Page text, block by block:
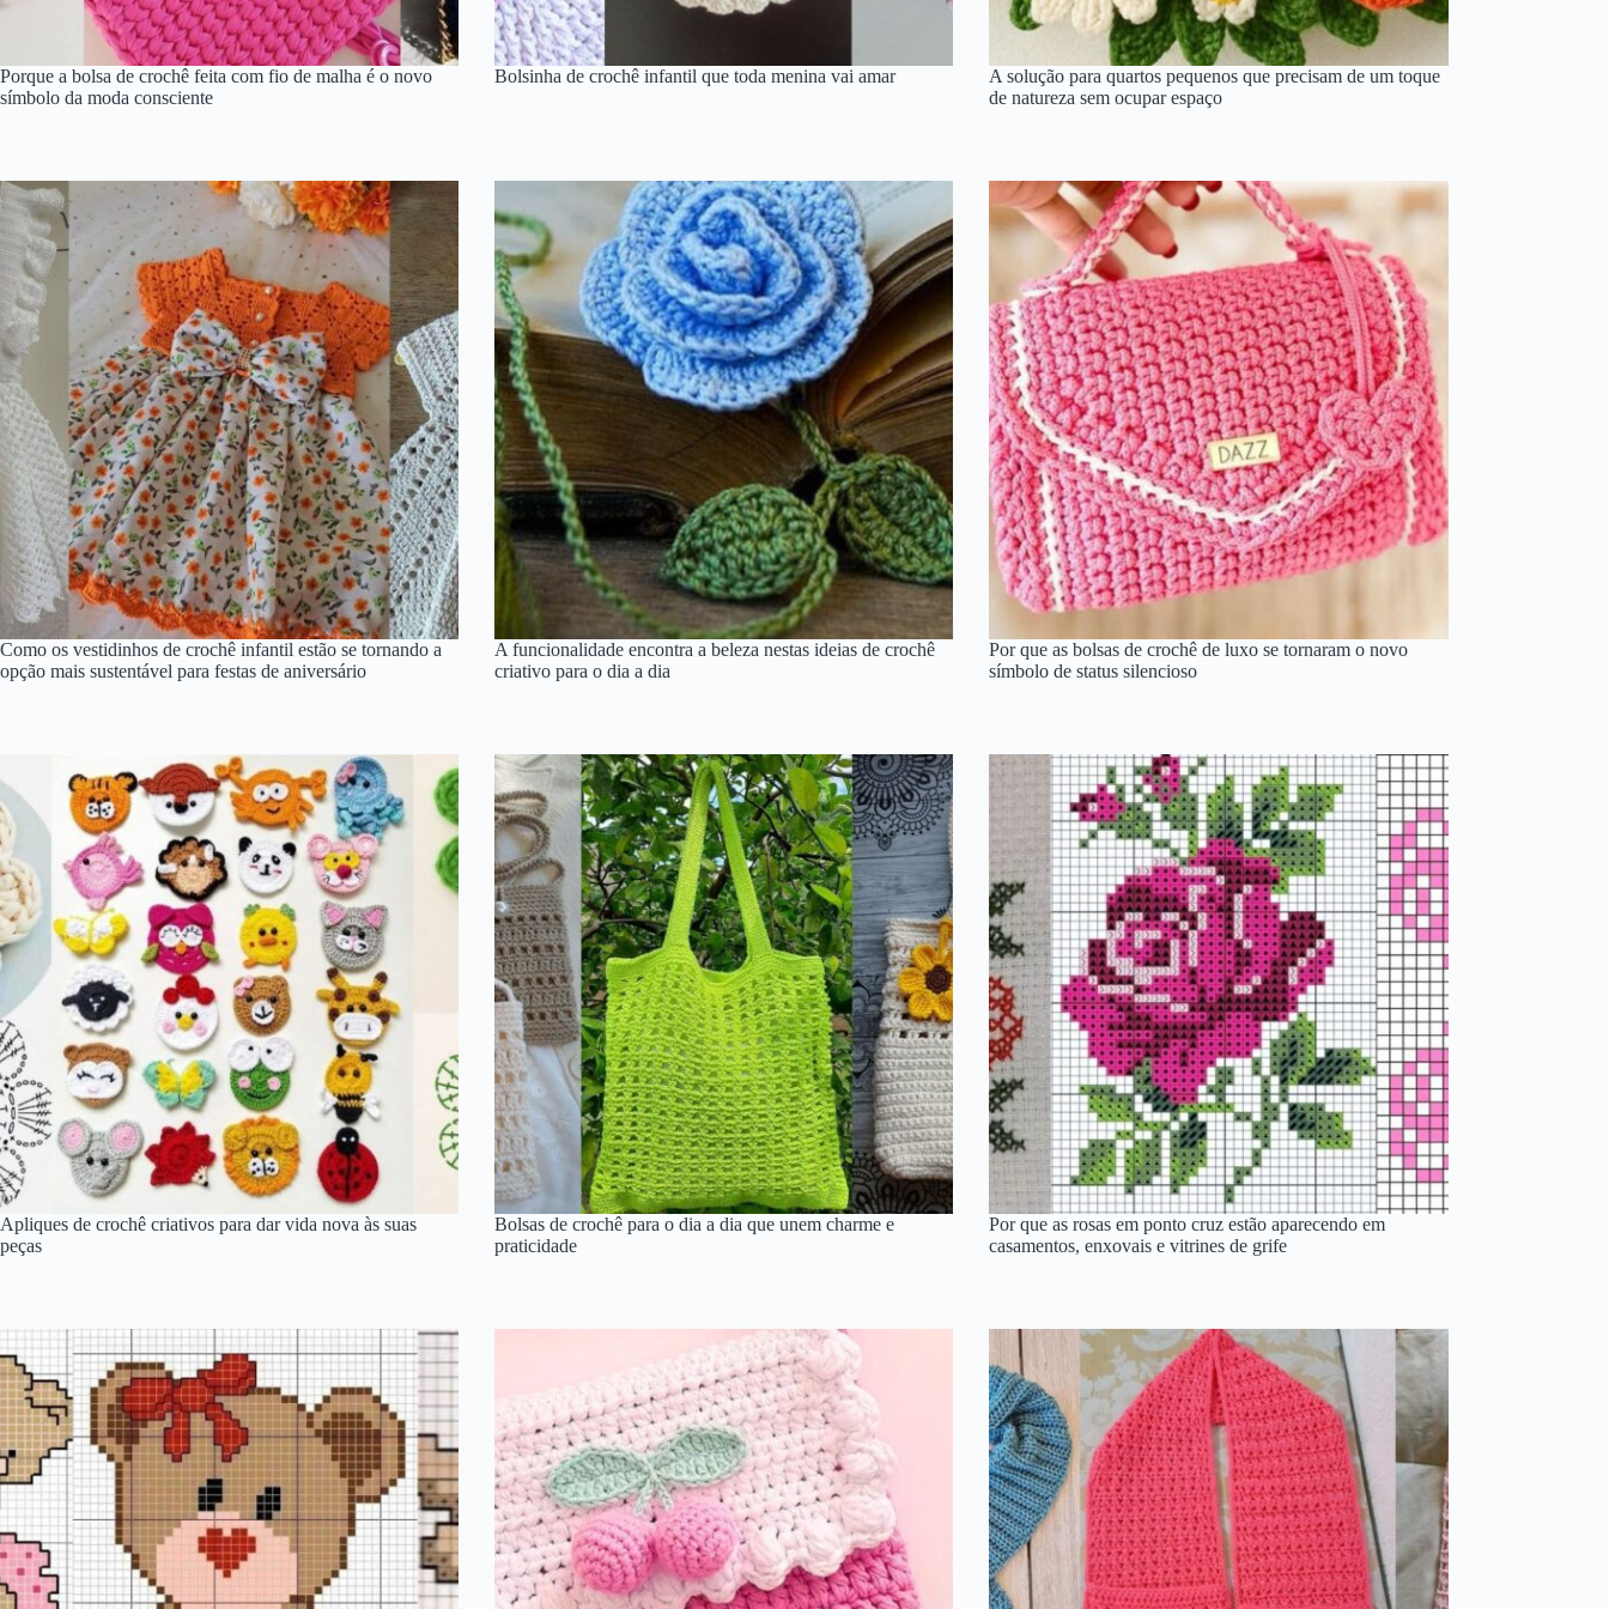
Porque a bolsa de crochê feita com fio de malha é o novo
símbolo da moda consciente
Bolsinha de crochê infantil que toda menina vai amar
A solução para quartos pequenos que precisam de um toque
de natureza sem ocupar espaço
Como os vestidinhos de crochê infantil estão se tornando a
opção mais sustentável para festas de aniversário
A funcionalidade encontra a beleza nestas ideias de crochê
criativo para o dia a dia
Por que as bolsas de crochê de luxo se tornaram o novo
símbolo de status silencioso
Apliques de crochê criativos para dar vida nova às suas
peças
Bolsas de crochê para o dia a dia que unem charme e
praticidade
Por que as rosas em ponto cruz estão aparecendo em
casamentos, enxovais e vitrines de grife